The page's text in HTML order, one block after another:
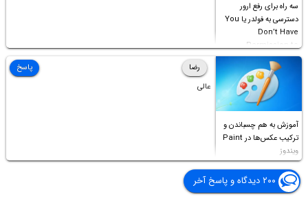
سه راه برای رفع ارور
دسترسی به فولدر یا You
Don’t Have
Permission to
Access this folder
آموزش به هم چسباندن و
ترکیب عکس‌ها در Paint
ویندوز
رضا
عالی
پاسخ
۲۰۰ دیدگاه و پاسخ آخر